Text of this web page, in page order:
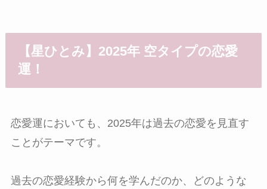
【星ひとみ】2025年 空タイプの恋愛
運！
恋愛運においても、2025年は過去の恋愛を見直す
ことがテーマです。
過去の恋愛経験から何を学んだのか、どのような